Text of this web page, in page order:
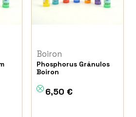
Boiron
Phosphorus Gránulos
Boiron
6,50 €